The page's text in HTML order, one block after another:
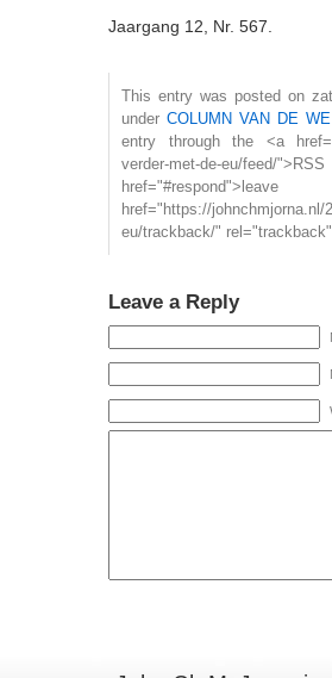
Jaargang 12, Nr. 567.
This entry was posted on
under COLUMN VAN DE
entry through the <a
verder-met-de-eu/
href="https://johnchmjorna.nl/
eu/trackback/"
Leave a Reply